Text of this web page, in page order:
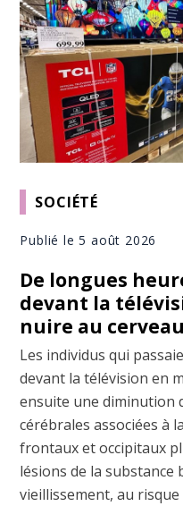
SOCIÉTÉ
Publié le 5 août 2026
De longues
devant la
nuire au cerveau
Les individus qui
devant la télévision en
ensuite une diminution
cérébrales associées à
frontaux et occipitaux
lésions de la substance
vieillissement, au